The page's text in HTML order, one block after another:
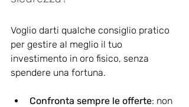
Voglio darti qualche consiglio pratico
per gestire al meglio il tuo
investimento in oro fisico, senza
spendere una fortuna.
Confronta sempre le offerte: non